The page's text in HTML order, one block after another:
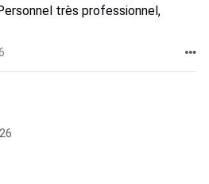
très professionnel,